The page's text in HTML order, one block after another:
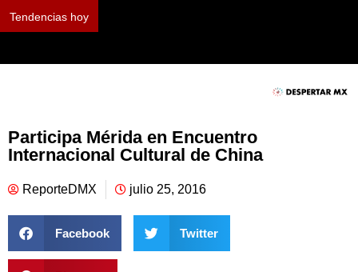
Tendencias hoy
Participa Mérida en Encuentro
Internacional Cultural de China
ReporteDMX julio 25, 2016
Facebook Twitter